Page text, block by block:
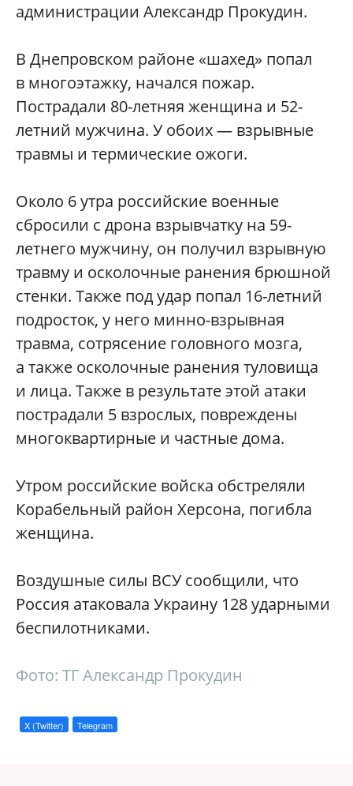
администрации Александр Прокудин.
В Днепровском районе «шахед» попал
в многоэтажку, начался пожар.
Пострадали 80-летняя женщина и 52-
летний мужчина. У обоих — взрывные
травмы и термические ожоги.
Около 6 утра российские военные
сбросили с дрона взрывчатку на 59-
летнего мужчину, он получил взрывную
травму и осколочные ранения брюшной
стенки. Также под удар попал 16-летний
подросток, у него минно-взрывная
травма, сотрясение головного мозга,
а также осколочные ранения туловища
и лица. Также в результате этой атаки
пострадали 5 взрослых, повреждены
многоквартирные и частные дома.
Утром российские войска обстреляли
Корабельный район Херсона, погибла
женщина.
Воздушные силы ВСУ сообщили, что
Россия атаковала Украину 128 ударными
беспилотниками.
Фото: ТГ Александр Прокудин
X (Twitter) Telegram